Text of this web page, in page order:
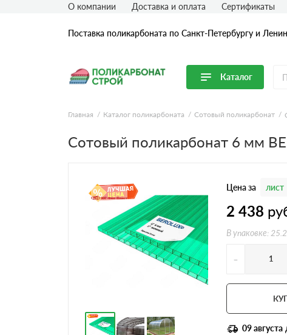
Поставка поликарбоната по Санкт-Петербургу и
Каталог
Перейти в каталог
Продуктовые линейки
Профилированный поликарбонат
Комплектующие для поликарбоната
О компании Доставка и оплата Сертификаты
Главная Каталог поликарбоната Сотовый поликарбонат
Сотовый поликарбонат 6 мм
Цена за лист
2 438
В упаковке:
-
09 августа